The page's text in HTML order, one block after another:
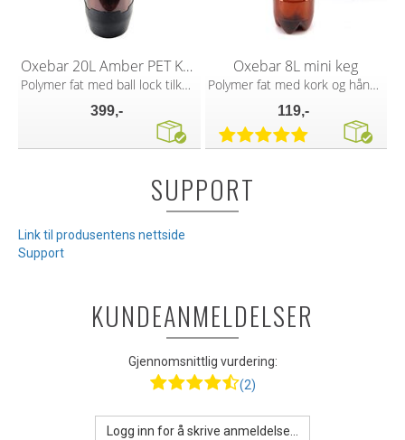
Oxebar 20L Amber PET Keg
Polymer fat med ball lock tilkoblinger
399,-
Oxebar 8L mini keg
Polymer fat med kork og håndtak
119,-
SUPPORT
Link til produsentens nettside
Support
KUNDEANMELDELSER
Gjennomsnittlig vurdering:
(2)
Logg inn for å skrive anmeldelse...